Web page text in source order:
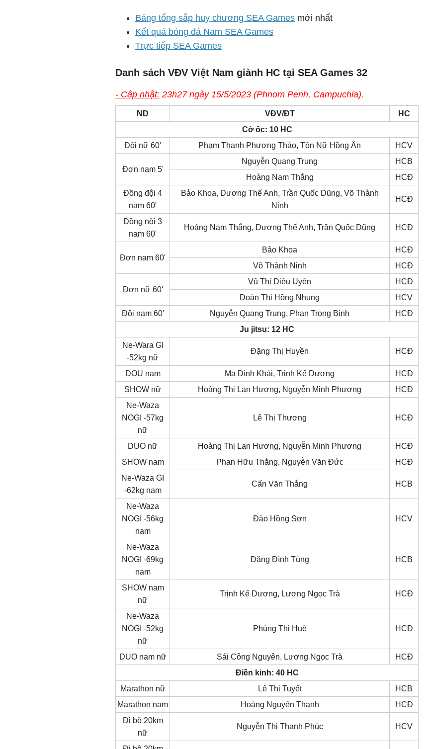
Bảng tổng sắp huy chương SEA Games mới nhất
Kết quả bóng đá Nam SEA Games
Trực tiếp SEA Games
Danh sách VĐV Việt Nam giành HC tại SEA Games 32
- Cập nhật: 23h27 ngày 15/5/2023 (Phnom Penh, Campuchia).
ND VĐV/ĐT
HC
Cờ ốc: 10 HC
Đôi nữ 60'
Phạm Thanh Phương Thảo, Tôn Nữ Hồng Ân HCV
Đơn nam 5'
Nguyễn Quang Trung
HCB
Hoàng Nam Thắng
HCĐ
Đồng đội 4
nam 60'
Bảo Khoa, Dương Thế Anh, Trần Quốc Dũng, Võ Thành
Ninh
HCĐ
Đồng nội 3
nam 60'
Hoàng Nam Thắng, Dương Thế Anh, Trần Quốc Dũng HCĐ
Đơn nam 60'
Bảo Khoa
HCĐ
Võ Thành Ninh
HCĐ
Đơn nữ 60'
Vũ Thị Diệu Uyên
HCĐ
Đoàn Thị Hồng Nhung
HCV
Đôi nam 60'
Nguyễn Quang Trung, Phan Trọng Bình
HCĐ
Ju jitsu: 12 HC
Ne-Wara GI
-52kg nữ
Đặng Thị Huyền HCĐ
DOU nam Ma Đình Khải, Trịnh Kế Dương
HCĐ
SHOW nữ
Hoàng Thị Lan Hương, Nguyễn Minh Phương
HCĐ
Ne-Waza
NOGI -57kg
nữ
Lê Thị Thương HCĐ
DUO nữ Hoàng Thị Lan Hương, Nguyễn Minh Phương
HCĐ
SHOW nam
Phan Hữu Thắng, Nguyễn Văn Đức
HCĐ
Ne-Waza GI
-62kg nam
Cấn Văn Thắng HCB
Ne-Waza
NOGI -56kg
nam
Đào Hồng Sơn HCV
Ne-Waza
NOGI -69kg
nam
Đặng Đình Tùng HCB
SHOW nam
nữ
Trịnh Kế Dương, Lương Ngọc Trà HCĐ
Ne-Waza
NOGI -52kg
nữ
Phùng Thị Huệ HCĐ
DUO nam nữ Sái Công Nguyên, Lương Ngọc Trà
HCĐ
Điền kinh: 40 HC
Marathon nữ
Lê Thị Tuyết
HCB
Marathon nam
Hoàng Nguyên Thanh
HCĐ
Đi bộ 20km
nữ
Nguyễn Thị Thanh Phúc HCV